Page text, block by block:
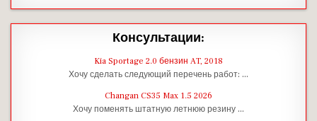
Консультации:
Kia Sportage 2.0 бензин AT, 2018
Хочу сделать следующий перечень работ: …
Changan CS35 Max 1.5 2026
Хочу поменять штатную летнюю резину …